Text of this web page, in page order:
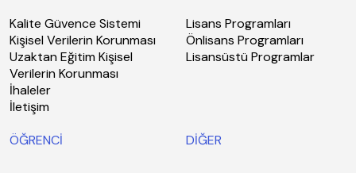
Kalite Güvence Sistemi
Kişisel Verilerin Korunması
Uzaktan Eğitim Kişisel
Verilerin Korunması
İhaleler
İletişim
Lisans Programları
Önlisans Programları
Lisansüstü Programlar
ÖĞRENCİ DİĞER